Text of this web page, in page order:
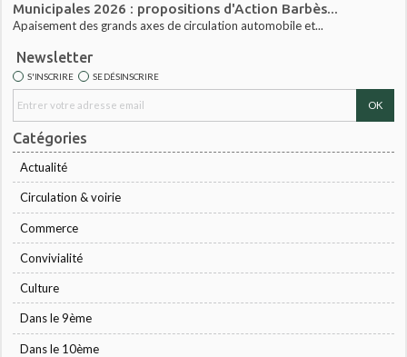
Municipales 2026 : propositions d'Action Barbès...
Apaisement des grands axes de circulation automobile et...
Newsletter
S'INSCRIRE SE DÉSINSCRIRE
Catégories
Actualité
Circulation & voirie
Commerce
Convivialité
Culture
Dans le 9ème
Dans le 10ème